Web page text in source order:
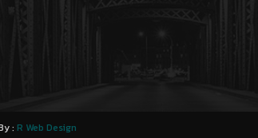
: R Web Design